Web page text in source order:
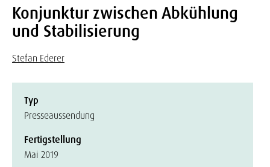
Konjunktur zwischen Abkühlung
und Stabilisierung
Stefan Ederer
Typ
Presseaussendung
Fertigstellung
Mai 2019